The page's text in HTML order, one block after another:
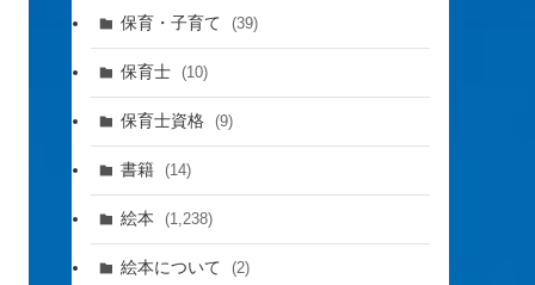
保育・子育て (39)
保育士 (10)
保育士資格 (9)
書籍 (14)
絵本 (1,238)
絵本について (2)